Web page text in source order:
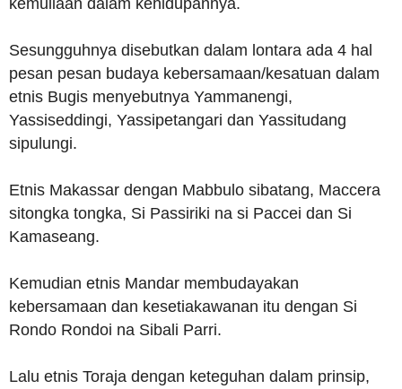
Sesungguhnya disebutkan dalam lontara ada 4 hal
pesan pesan budaya kebersamaan/kesatuan dalam
etnis Bugis menyebutnya Yammanengi,
Yassiseddingi, Yassipetangari dan Yassitudang
sipulungi.
Etnis Makassar dengan Mabbulo sibatang, Maccera
sitongka tongka, Si Passiriki na si Paccei dan Si
Kamaseang.
Kemudian etnis Mandar membudayakan
kebersamaan dan kesetiakawanan itu dengan Si
Rondo Rondoi na Sibali Parri.
Lalu etnis Toraja dengan keteguhan dalam prinsip,